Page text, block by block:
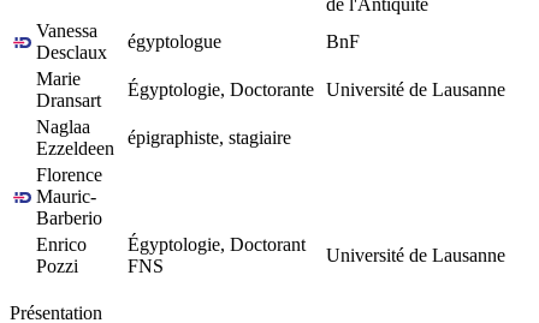
de l'Antiquité
Vanessa
Desclaux
égyptologue
BnF
Marie
Dransart
Égyptologie, Doctorante Université de Lausanne
Naglaa
Ezzeldeen
épigraphiste, stagiaire
Florence
Mauric-
Barberio
Enrico
Pozzi
Égyptologie, Doctorant
FNS
Université de Lausanne
Présentation